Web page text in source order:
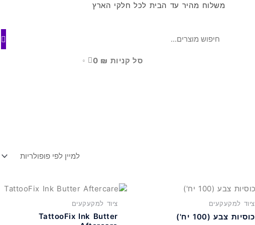
משלוח מהיר עד הבית לכל חלקי הארץ
סל קניות ₪
0
ציוד למקעקעים
כוסיות צבע (100 יח')
ציוד למקעקעים
TattooFix Ink Butter